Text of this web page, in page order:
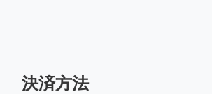
決済方法